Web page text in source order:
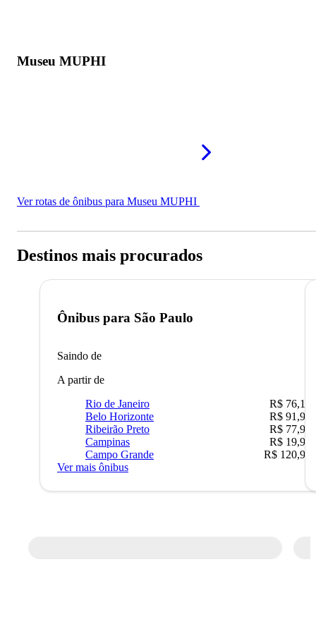
Museu MUPHI
Ver rotas de ônibus para Museu MUPHI
Destinos mais procurados
Ônibus para São Paulo
Saindo de
A partir de
Rio de Janeiro
R$ 76,10
Belo Horizonte
R$ 91,90
Ribeirão Preto
R$ 77,90
Campinas
R$ 19,90
Campo Grande
R$ 120,90
Ver mais ônibus